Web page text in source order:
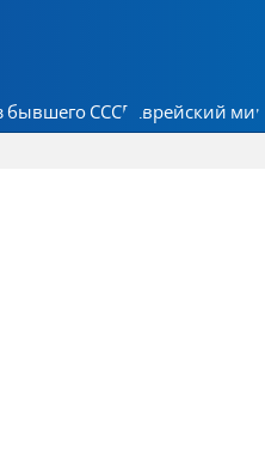
бывшего СССР Еврейский мир